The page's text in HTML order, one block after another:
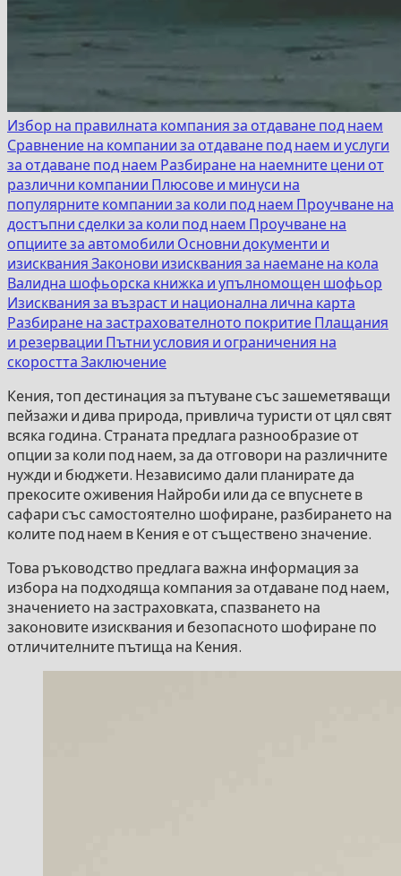
Избор на правилната компания за отдаване под наем
Сравнение на компании за отдаване под наем и услуги
за отдаване под наем Разбиране на наемните цени от
различни компании Плюсове и минуси на
популярните компании за коли под наем Проучване на
достъпни сделки за коли под наем Проучване на
опциите за автомобили Основни документи и
изисквания Законови изисквания за наемане на кола
Валидна шофьорска книжка и упълномощен шофьор
Изисквания за възраст и национална лична карта
Разбиране на застрахователното покритие Плащания
и резервации Пътни условия и ограничения на
скоростта Заключение
Кения, топ дестинация за пътуване със зашеметяващи
пейзажи и дива природа, привлича туристи от цял ​​свят
всяка година. Страната предлага разнообразие от
опции за коли под наем, за да отговори на различните
нужди и бюджети. Независимо дали планирате да
прекосите оживения Найроби или да се впуснете в
сафари със самостоятелно шофиране, разбирането на
колите под наем в Кения е от съществено значение.
Това ръководство предлага важна информация за
избора на подходяща компания за отдаване под наем,
значението на застраховката, спазването на
законовите изисквания и безопасното шофиране по
отличителните пътища на Кения.